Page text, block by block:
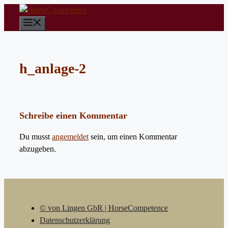
springen
h_anlage-2
Schreibe einen Kommentar
Du musst angemeldet sein, um einen Kommentar
abzugeben.
© von Lingen GbR | HorseCompetence
Datenschutzerklärung